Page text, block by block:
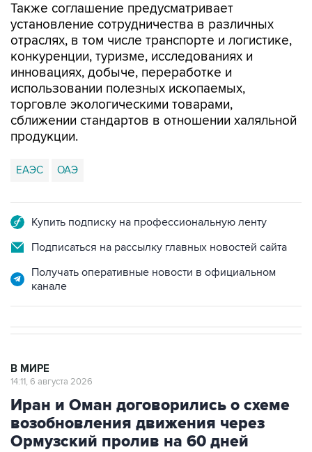
Также соглашение предусматривает
установление сотрудничества в различных
отраслях, в том числе транспорте и логистике,
конкуренции, туризме, исследованиях и
инновациях, добыче, переработке и
использовании полезных ископаемых,
торговле экологическими товарами,
сближении стандартов в отношении халяльной
продукции.
ЕАЭС ОАЭ
Купить подписку на профессиональную ленту
Подписаться на рассылку главных новостей сайта
Получать оперативные новости в официальном
канале
В МИРЕ
14:11, 6 августа 2026
Иран и Оман договорились о схеме
возобновления движения через
Ормузский пролив на 60 дней